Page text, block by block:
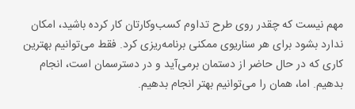
مهم نیست که چقدر روی طرح تداوم کسب‌وکارتان کار کرده باشید، امکان
ندارد بشود برای هر سناریوی ممکنی برنامه‌ریزی کرد. فقط می‌توانیم بهترین
کاری که در حال حاضر از دستمان برمی‌آید و در دسترسمان است، انجام
بدهیم. اما، همان را می‌توانیم بهتر انجام بدهیم.